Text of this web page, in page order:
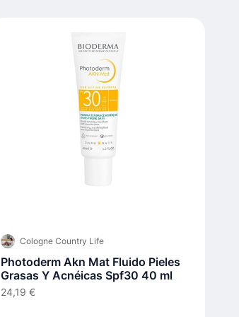
Cologne Country Life
Photoderm Akn Mat Fluido Pieles
Grasas Y Acnéicas Spf30 40 ml
24,19 €